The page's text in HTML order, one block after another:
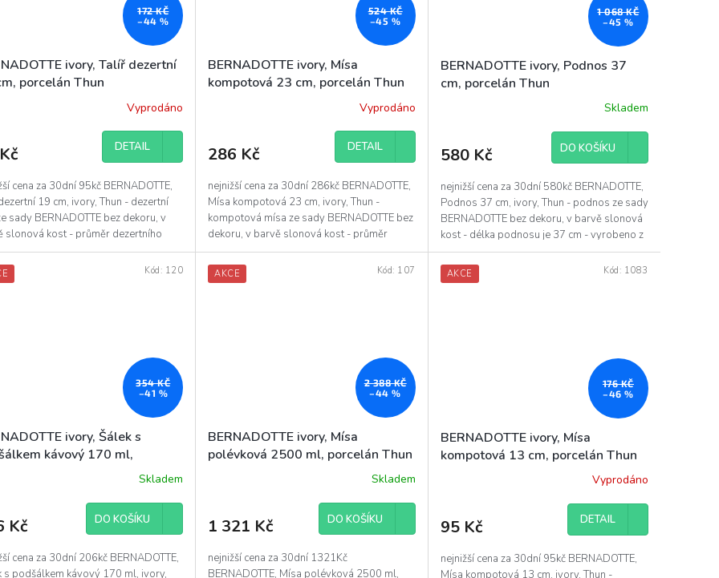
172 KČ
–44 %
ivory, Talíř dezertní
porcelán Thun
Vyprodáno
DETAIL
cena za 30dní 95kč BERNADOTTE,
19 cm, ivory, Thun - dezertní
sady BERNADOTTE bez dekoru, v
slonová kost - průměr dezertního
19...
524 KČ
–45 %
BERNADOTTE ivory, Mísa
kompotová 23 cm, porcelán Thun
Vyprodáno
286 Kč DETAIL
nejnižší cena za 30dní 286kč BERNADOTTE,
Mísa kompotová 23 cm, ivory, Thun -
kompotová mísa ze sady BERNADOTTE bez
dekoru, v barvě slonová kost - průměr
kompotové mísy je 23 cm...
1 068 KČ
–45 %
BERNADOTTE ivory, Podnos 37
cm, porcelán Thun
Skladem
580 Kč DO KOŠÍKU
nejnižší cena za 30dní 580kč BERNADOTTE,
Podnos 37 cm, ivory, Thun - podnos ze sady
BERNADOTTE bez dekoru, v barvě slonová
kost - délka podnosu je 37 cm - vyrobeno z
vysoce...
354 KČ
–41 %
ivory, Šálek s
kávový 170 ml,
Skladem
Kč DO KOŠÍKU
cena za 30dní 206kč BERNADOTTE,
s podšálkem kávový 170 ml, ivory,
Kód: 120 AKCE
2 388 KČ
–44 %
BERNADOTTE ivory, Mísa
polévková 2500 ml, porcelán Thun
Skladem
1 321 Kč DO KOŠÍKU
nejnižší cena za 30dní 1321Kč
BERNADOTTE, Mísa polévková 2500 ml,
Kód: 107 AKCE
176 KČ
–46 %
BERNADOTTE ivory, Mísa
kompotová 13 cm, porcelán Thun
je
z
5
Vyprodáno
95 Kč DETAIL
nejnižší cena za 30dní 95kč BERNADOTTE,
Mísa kompotová 13 cm, ivory, Thun -
Kód: 1083